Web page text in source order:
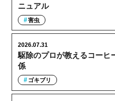
ニュアル
害虫
駆除のプロが教えるコーヒ
係
2026.07.31
ゴキブリ